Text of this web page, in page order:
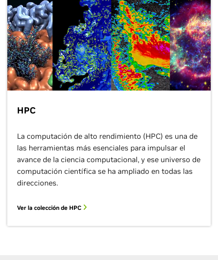
HPC
La computación de alto rendimiento (HPC) es una de
las herramientas más esenciales para impulsar el
avance de la ciencia computacional, y ese universo de
computación científica se ha ampliado en todas las
direcciones.
Ver la colección de HPC